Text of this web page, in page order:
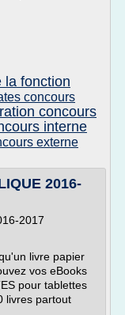
la fonction
concours
concours
interne
externe
2016-
2017
livre papier
vos eBooks
pour tablettes
livres partout